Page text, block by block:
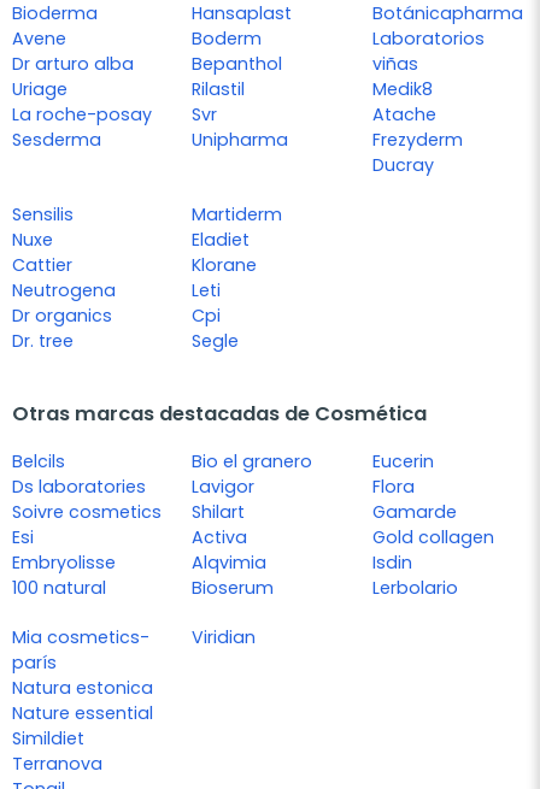
Bioderma
Avene
Dr arturo alba
Uriage
La roche-posay
Sesderma
Hansaplast
Boderm
Bepanthol
Rilastil
Svr
Unipharma
Botánicapharma
Laboratorios
viñas
Medik8
Atache
Frezyderm
Ducray
Sensilis
Nuxe
Cattier
Neutrogena
Dr organics
Dr. tree
Martiderm
Eladiet
Klorane
Leti
Cpi
Segle
Otras marcas destacadas de Cosmética
Belcils
Ds laboratories
Soivre cosmetics
Esi
Embryolisse
100 natural
Bio el granero
Lavigor
Shilart
Activa
Alqvimia
Bioserum
Eucerin
Flora
Gamarde
Gold collagen
Isdin
Lerbolario
Mia cosmetics-
parís
Natura estonica
Nature essential
Simildiet
Terranova
Viridian